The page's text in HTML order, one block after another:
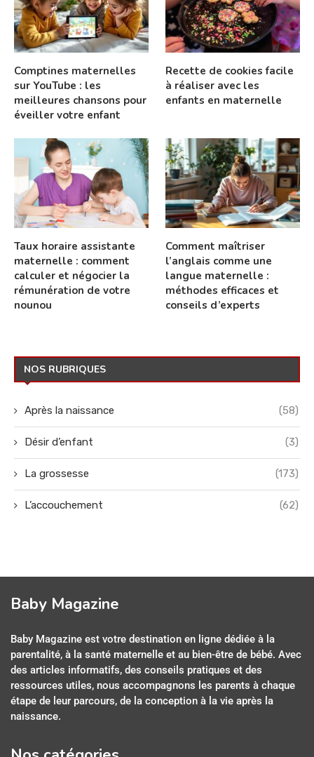
Comptines maternelles
sur YouTube : les
meilleures chansons pour
éveiller votre enfant
Recette de cookies facile
à réaliser avec les
enfants en maternelle
Taux horaire assistante
maternelle : comment
calculer et négocier la
rémunération de votre
nounou
Comment maîtriser
l’anglais comme une
langue maternelle :
méthodes efficaces et
conseils d’experts
NOS RUBRIQUES
Après la naissance (58)
Désir d’enfant (3)
La grossesse (173)
L’accouchement (62)
Baby Magazine
Baby Magazine est votre destination en ligne dédiée à la
parentalité, à la santé maternelle et au bien-être de bébé. Avec
des articles informatifs, des conseils pratiques et des
ressources utiles, nous accompagnons les parents à chaque
étape de leur parcours, de la conception à la vie après la
naissance.